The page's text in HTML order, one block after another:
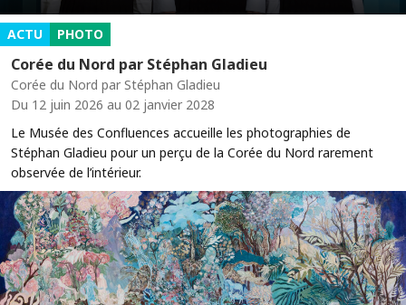
ACTU PHOTO
Corée du Nord par Stéphan Gladieu
Corée du Nord par Stéphan Gladieu
Du 12 juin 2026 au 02 janvier 2028
Le Musée des Confluences accueille les photographies de
Stéphan Gladieu pour un perçu de la Corée du Nord rarement
observée de l’intérieur.